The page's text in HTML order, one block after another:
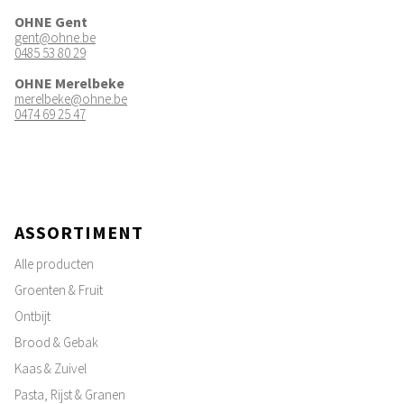
OHNE Gent
gent@ohne.be
0485 53 80 29
OHNE Merelbeke
merelbeke@ohne.be
0474 69 25 47
ASSORTIMENT
Alle producten
Groenten & Fruit
Ontbijt
Brood & Gebak
Kaas & Zuivel
Pasta, Rijst & Granen